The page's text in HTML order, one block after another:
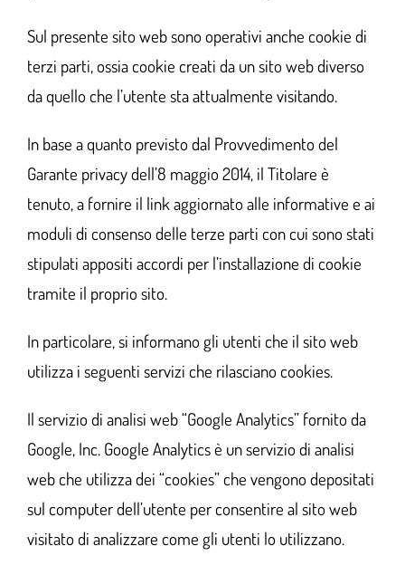
Sul presente sito web sono operativi anche cookie di
terzi parti, ossia cookie creati da un sito web diverso
da quello che l’utente sta attualmente visitando.
In base a quanto previsto dal Provvedimento del
Garante privacy dell’8 maggio 2014, il Titolare è
tenuto, a fornire il link aggiornato alle informative e ai
moduli di consenso delle terze parti con cui sono stati
stipulati appositi accordi per l’installazione di cookie
tramite il proprio sito.
In particolare, si informano gli utenti che il sito web
utilizza i seguenti servizi che rilasciano cookies.
Il servizio di analisi web “Google Analytics” fornito da
Google, Inc. Google Analytics è un servizio di analisi
web che utilizza dei “cookies” che vengono depositati
sul computer dell’utente per consentire al sito web
visitato di analizzare come gli utenti lo utilizzano.